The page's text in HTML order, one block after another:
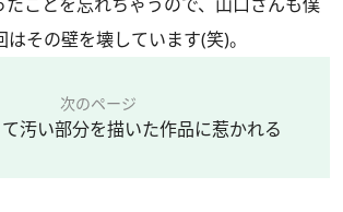
その壁を壊しています(笑)。
次のページ
汚い部分を描いた作品に惹かれる